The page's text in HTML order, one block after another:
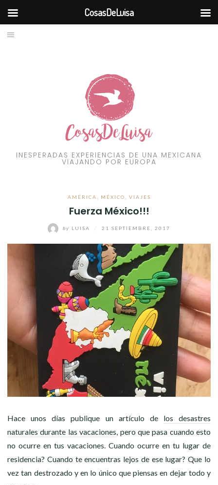
Skip
INESPERADAS EXPERIENCIAS DE UNA MEXICANA
VIAJANDO POR EUROPA
AMÉRICA MÉXICO VIAJES
Fuerza México!!!
by LUISA 21 SEPTIEMBRE, 2017
Hace unos días publique un artículo de los desastres
naturales durante las vacaciones , pero que pasa cuando esto
no ocurre en tus vacaciones. Cuando ocurre en tu lugar de
residencia? Cuando te encuentras lejos de ese lugar? Que lo
vez tan destrozado y en lo único que piensas en dejar todo y
CosasDeLuisa